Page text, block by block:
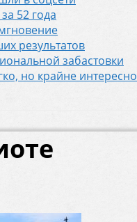
52 года
результатов
забастовки
но крайне интересно